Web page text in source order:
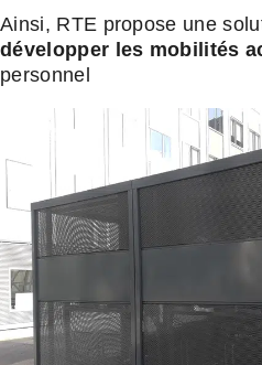
Ainsi, RTE propose une
développer les mobilités
personnel